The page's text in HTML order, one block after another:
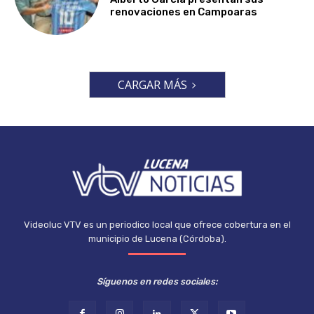
renovaciones en Campoaras
CARGAR MÁS
Videoluc VTV es un periodico local que ofrece cobertura en el
municipio de Lucena (Córdoba).
Síguenos en redes sociales: